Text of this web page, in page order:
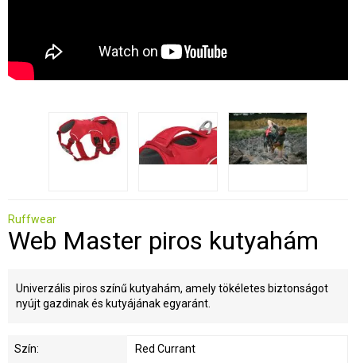
Ruffwear
Web Master piros kutyahám
Univerzális piros színű kutyahám, amely tökéletes biztonságot
nyújt gazdinak és kutyájának egyaránt.
Szín: Red Currant